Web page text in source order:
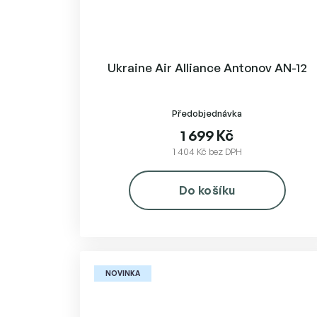
Ukraine Air Alliance Antonov AN-12
Předobjednávka
1 404 Kč bez DPH
1 699 Kč
Do košíku
NOVINKA